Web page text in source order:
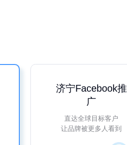
济宁Facebook推
广
直达全球目标客户
让品牌被更多人看到